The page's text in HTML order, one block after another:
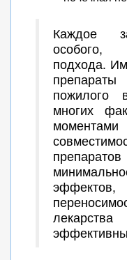
Каждое
особого,
подхода.
препараты
пожилого
многих